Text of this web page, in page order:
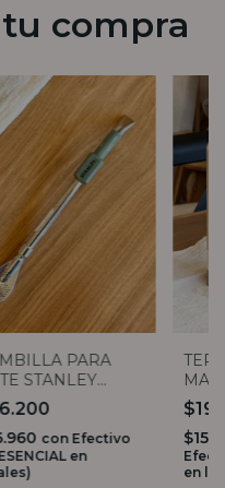
compra
PARA
STANLEY
GREEN
con Efectivo
en
en